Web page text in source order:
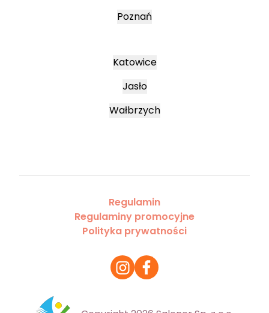
Poznań
Katowice
Jasło
Wałbrzych
Regulamin
Regulaminy promocyjne
Polityka prywatności